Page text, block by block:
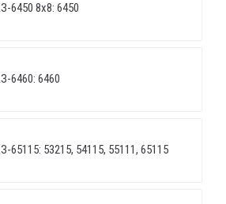
6450 8х8: 6450
6460: 6460
65115: 53215, 54115, 55111, 65115